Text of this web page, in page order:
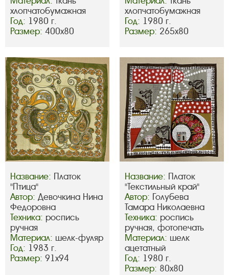
хлопчатобумажная
Год: 1980 г.
Размер: 400х80
хлопчатобумажная
Год: 1980 г.
Размер: 265х80
Название: Платок
"Птица"
Автор: Девочкина Нина
Федоровна
Техника: роспись
ручная
Материал: шелк-фуляр
Год: 1983 г.
Размер: 91х94
Название: Платок
"Текстильный край"
Автор: Голубева
Тамара Николаевна
Техника: роспись
ручная, фотопечать
Материал: шелк
ацетатный
Год: 1980 г.
Размер: 80х80